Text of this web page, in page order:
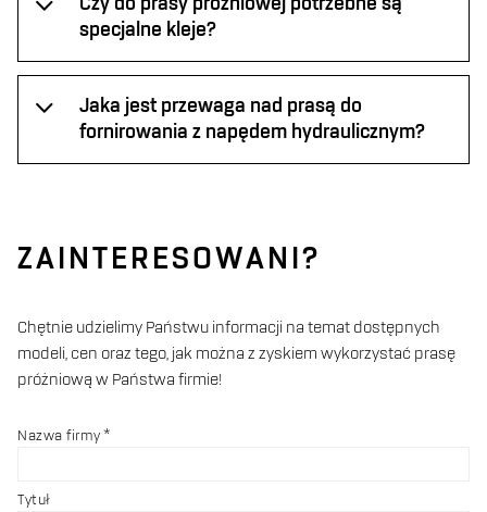
Czy do prasy próżniowej potrzebne są
specjalne kleje?
Jaka jest przewaga nad prasą do
fornirowania z napędem hydraulicznym?
ZAINTERESOWANI?
Chętnie udzielimy Państwu informacji na temat dostępnych
modeli, cen oraz tego, jak można z zyskiem wykorzystać prasę
próżniową w Państwa firmie!
Nazwa firmy
Tytuł